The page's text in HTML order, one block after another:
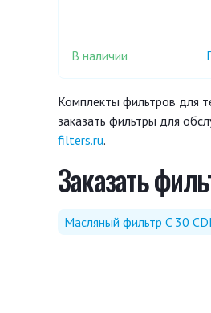
В наличии
Комплекты фильтров для
заказать фильтры для
filters.ru.
Заказать
Масляный фильтр C 30